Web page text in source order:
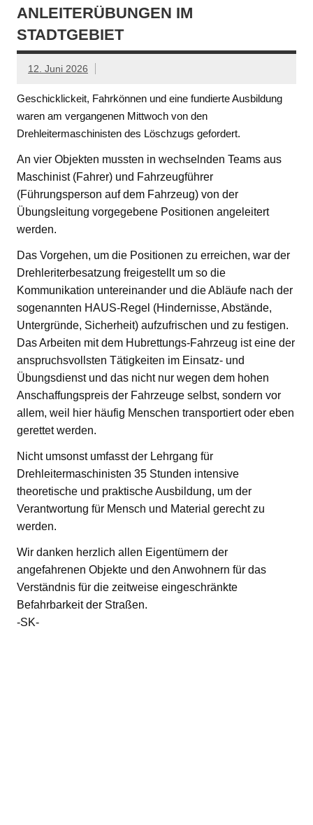
ANLEITERÜBUNGEN IM
STADTGEBIET
12. Juni 2026
Geschicklickeit, Fahrkönnen und eine fundierte Ausbildung
waren am vergangenen Mittwoch von den
Drehleitermaschinisten des Löschzugs gefordert.
An vier Objekten mussten in wechselnden Teams aus
Maschinist (Fahrer) und Fahrzeugführer
(Führungsperson auf dem Fahrzeug) von der
Übungsleitung vorgegebene Positionen angeleitert
werden.
Das Vorgehen, um die Positionen zu erreichen, war der
Drehleriterbesatzung freigestellt um so die
Kommunikation untereinander und die Abläufe nach der
sogenannten HAUS-Regel (Hindernisse, Abstände,
Untergründe, Sicherheit) aufzufrischen und zu festigen.
Das Arbeiten mit dem Hubrettungs-Fahrzeug ist eine der
anspruchsvollsten Tätigkeiten im Einsatz- und
Übungsdienst und das nicht nur wegen dem hohen
Anschaffungspreis der Fahrzeuge selbst, sondern vor
allem, weil hier häufig Menschen transportiert oder eben
gerettet werden.
Nicht umsonst umfasst der Lehrgang für
Drehleitermaschinisten 35 Stunden intensive
theoretische und praktische Ausbildung, um der
Verantwortung für Mensch und Material gerecht zu
werden.
Wir danken herzlich allen Eigentümern der
angefahrenen Objekte und den Anwohnern für das
Verständnis für die zeitweise eingeschränkte
Befahrbarkeit der Straßen.
-SK-